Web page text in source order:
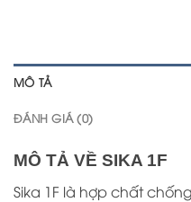
MÔ TẢ
ĐÁNH GIÁ (0)
MÔ TẢ VỀ SIKA 1F
Sika 1F là hợp chất